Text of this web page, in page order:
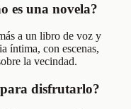
es una novela?
a un libro de voz y
íntima, con escenas,
la vecindad.
disfrutarlo?